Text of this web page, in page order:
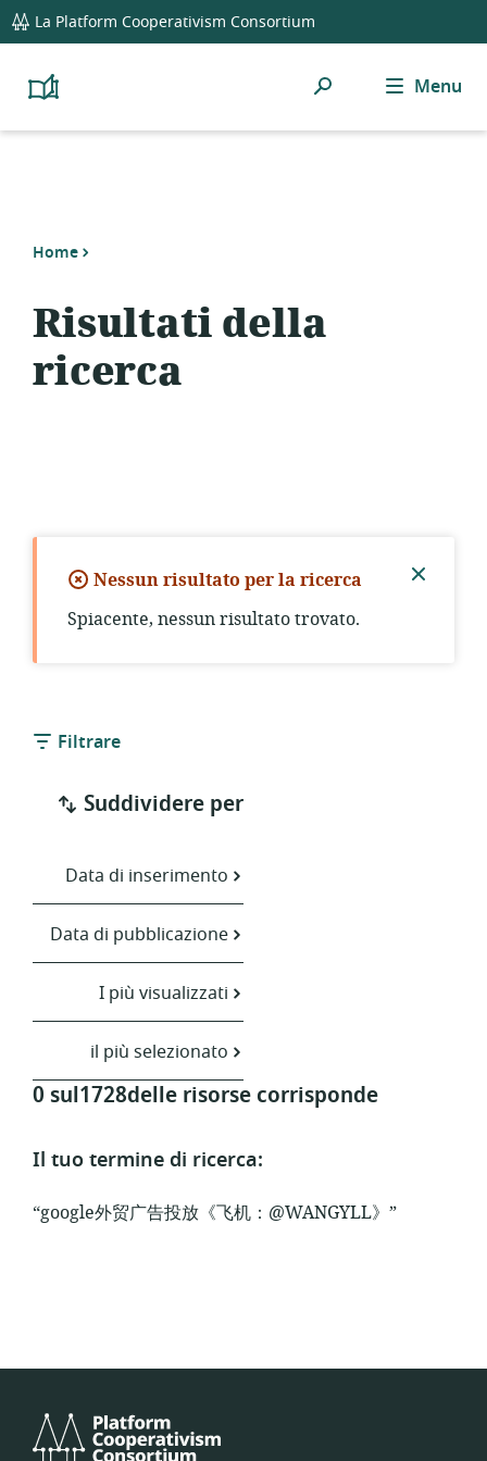
global
navigation
La Platform Cooperativism Consortium
Platform
Resource
Ricerca Menu
Home
Risultati della
ricerca
Nessun risultato per la ricerca
Spiacente, nessun risultato trovato.
Filtrare
Suddividere per
Data di inserimento
Data di pubblicazione
I più visualizzati
il più selezionato
0 sul1728delle risorse corrisponde
Il tuo termine di ricerca:
“google外贸广告投放《飞机：@WANGYLL》”